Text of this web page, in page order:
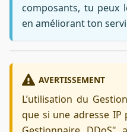
composants, tu peux
en améliorant ton
AVERTISSEMENT
L’utilisation du
que si une adresse IP